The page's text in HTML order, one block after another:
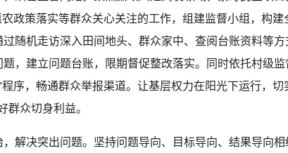
农政策落实等群众关心关注的工作，组建监督小组，构建
过随机走访深入田间地头、群众家中、查阅台账资料等
，建立问题台账，限期督促整改落实。同时依托村级监
程序，畅通群众举报渠道。让基层权力在阳光下运行，切
群众切身利益。
，解决突出问题。坚持问题导向、目标导向、结果导向